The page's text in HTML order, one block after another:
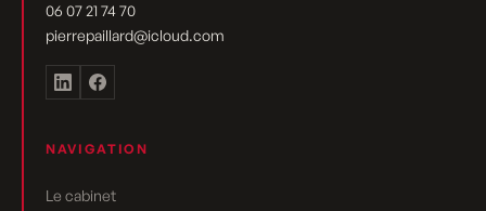
06 07 21 74 70
pierrepaillard@icloud.com
NAVIGATION
Le cabinet